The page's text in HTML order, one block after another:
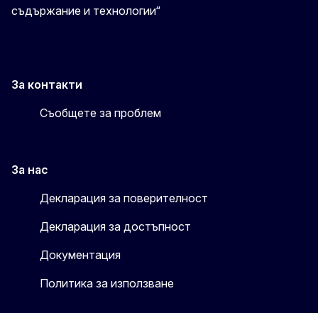
съдържание и технологии“
За контакти
Съобщете за проблем
За нас
Декларация за поверителност
Декларация за достъпност
Документация
Политика за използване